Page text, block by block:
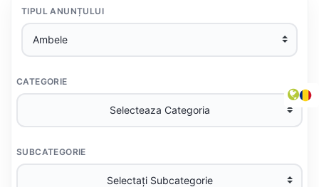
TIPUL ANUNȚULUI
CATEGORIE
SUBCATEGORIE